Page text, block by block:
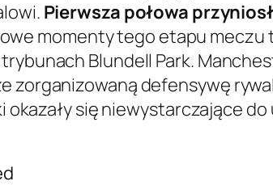
Pierwsza połowa
momenty tego etapu
Blundell Park.
zorganizowaną defensywę
okazały się niewystarczające